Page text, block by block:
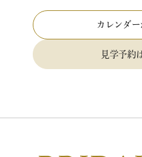
カレンダ
見学予約